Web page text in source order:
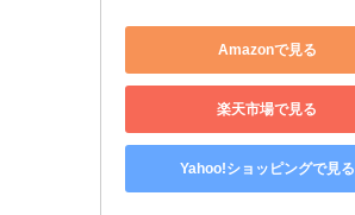
Amazonで見る
楽天市場で見る
Yahoo!ショッピングで見る